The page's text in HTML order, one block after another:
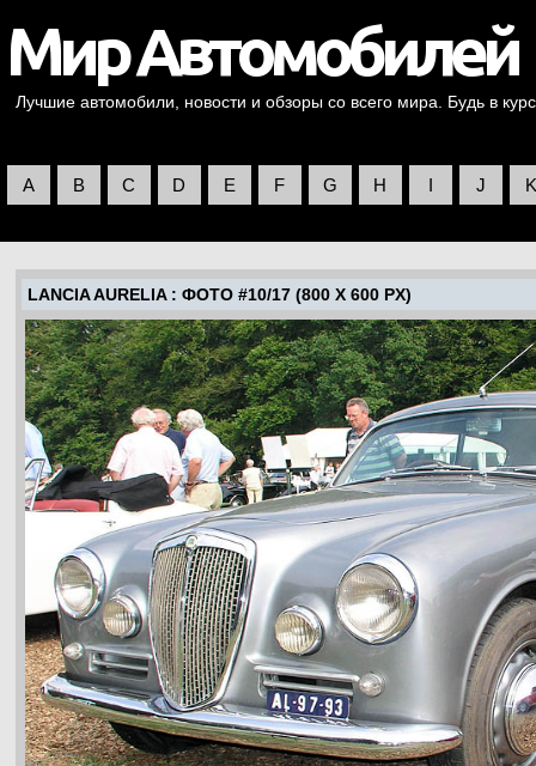
Лучшие автомобили, новости и обзоры со всего мира. Будь в
A B C D E F G H I J K
LANCIA AURELIA: ФОТО #10/17 (800 X 600 PX)